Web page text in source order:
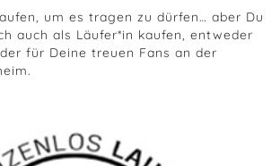
um es tragen zu dürfen… aber Du
auch als Läufer*in kaufen, entweder
für Deine treuen Fans an der